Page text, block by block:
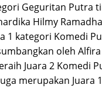
Geguritan Putra
Hilmy
1 kategori Komedi
oleh
Juara 2 Komedi
merupakan Juara